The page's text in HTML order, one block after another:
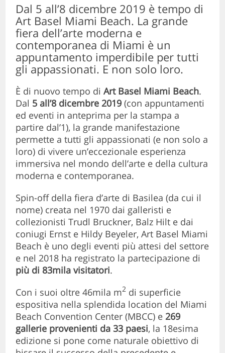
Dal 5 all’8 dicembre 2019 è tempo di
Art Basel Miami Beach. La grande
fiera dell’arte moderna e
contemporanea di Miami è un
appuntamento imperdibile per tutti
gli appassionati. E non solo loro.
È di nuovo tempo diArt Basel Miami Beach.
Dal 5 all’8 dicembre 2019 (con appuntamenti
ed eventi in anteprima per la stampa a
partire dal’1), la grande manifestazione
permette a tutti gli appassionati (e non solo a
loro) di vivere un’eccezionale esperienza
immersiva nel mondo dell’arte e della cultura
moderna e contemporanea.
Spin-off della fiera d’arte di Basilea (da cui il
nome) creata nel 1970 dai galleristi e
collezionisti Trudl Bruckner, Balz Hilt e dai
coniugi Ernst e Hildy Beyeler, Art Basel Miami
Beach è uno degli eventi più attesi del settore
e nel 2018 ha registrato la partecipazione di
più di 83mila visitatori.
Con i suoi oltre 46mila m2 di superficie
espositiva nella splendida location del Miami
Beach Convention Center (MBCC) e 269
gallerie provenienti da 33 paesi, la 18esima
edizione si pone come naturale obiettivo di